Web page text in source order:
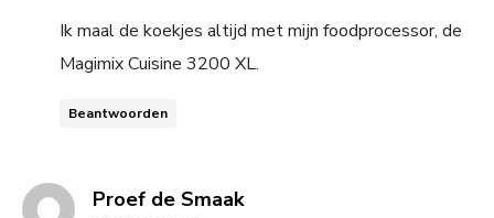
Ik maal de koekjes altijd met mijn foodprocessor, de
Magimix Cuisine 3200 XL.
Beantwoorden
Proef de Smaaksays: